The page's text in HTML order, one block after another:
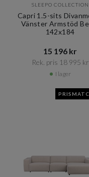
SLEEPO COLLECTION
Capri 1.5-sits
Vänster Armstöd
142x184
15 196 kr​​
Rek. pris 18 995 kr​​
I lager